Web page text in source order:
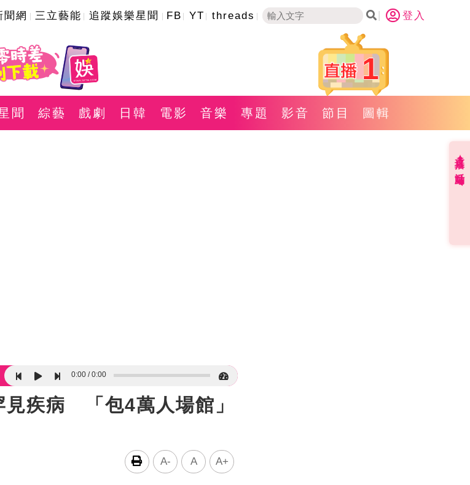
聞網 三立藝能 追蹤娛樂星聞 FB YT threads 登入
1
聞 綜藝 戲劇 日韓 電影 音樂 專題 影音 節目 圖輯
0:00 0:00
見疾病 「包4萬人場館」
A- A A+
直播✦活動